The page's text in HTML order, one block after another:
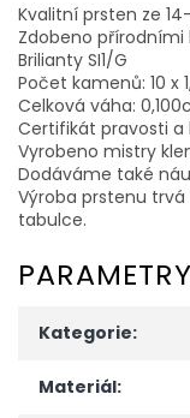
Kvalitní prsten ze
Zdobeno přírodními
Brilianty SI1/G
Počet kamenů: 10 x
Celková váha:
Certifikát pravosti a
Vyrobeno mistry
Dodáváme také
Výroba prstenu
tabulce.
PARAMETRY
Kategorie:
Materiál: